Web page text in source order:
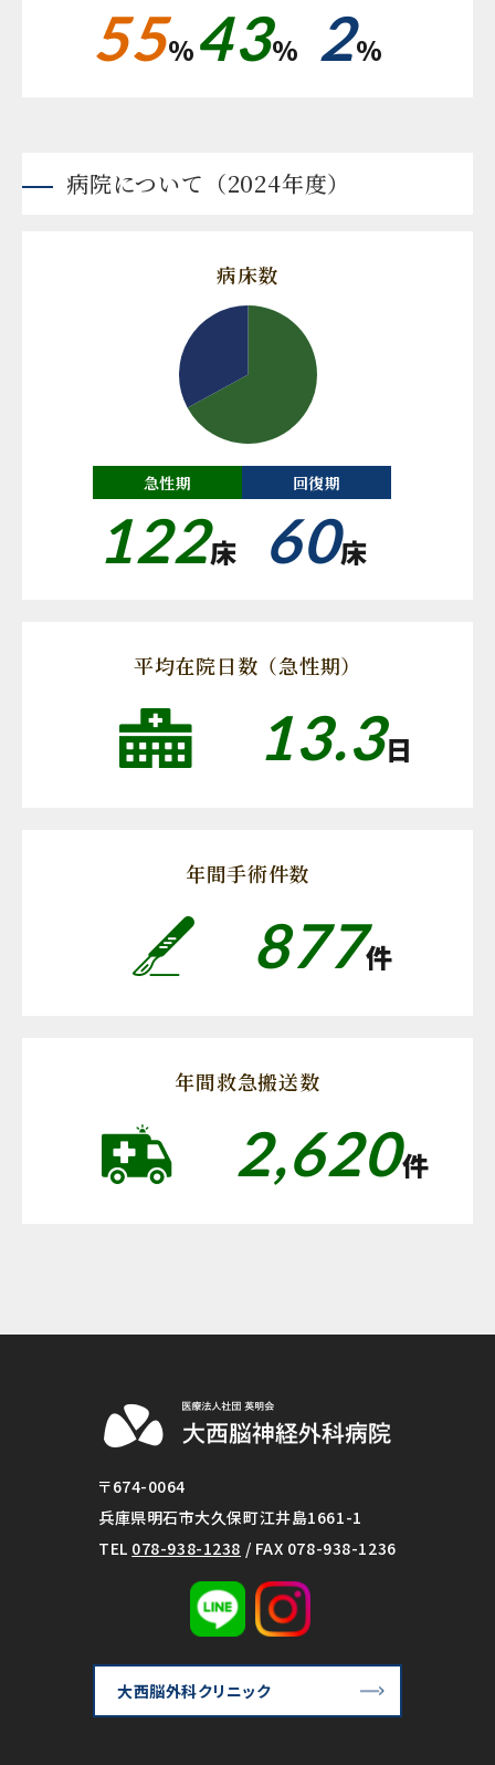
55%43% 2%
病院について（2024年度）
病床数
急性期
122床
回復期
60床
平均在院日数（急性期）
13.3日
年間手術件数
877件
年間救急搬送数
2,620件
〒674-0064
兵庫県明石市大久保町江井島1661-1
TEL 078-938-1238 / FAX 078-938-1236
大西脳外科クリニック